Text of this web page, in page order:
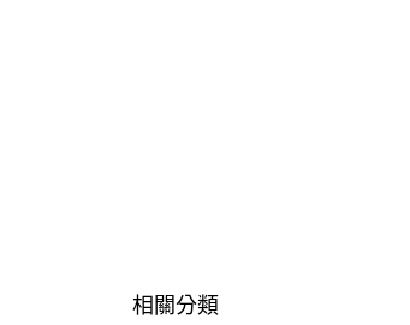
相關分類